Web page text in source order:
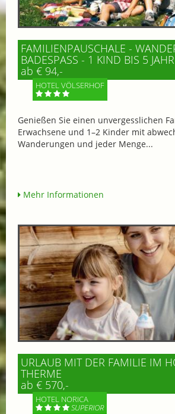
FAMILIENPAUSCHALE -
BADESPASS - 1 KIND BIS 5
ab € 94,-
HOTEL VÖLSERHOF
Genießen Sie einen unvergesslichen
Erwachsene und 1–2 Kinder mit
Wanderungen und jeder Menge...
Mehr Informationen
URLAUB MIT DER FAMILIE IM
THERME
ab € 570,-
HOTEL NORICA
SUPERIOR